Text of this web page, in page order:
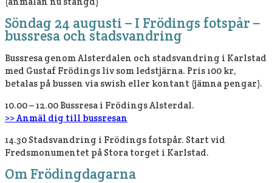
Söndag 24 augusti – I Frödings fotspår –
bussresa och stadsvandring
Bussresa genom Alsterdalen och stadsvandring i Karlstad
med Gustaf Frödings liv som ledstjärna. Pris 100 kr,
betalas på bussen via swish eller kontant (jämna pengar).
10.00 – 12.00 Bussresa i Frödings Alsterdal.
>> Anmäl dig till bussresan
14.30 Stadsvandring i Frödings fotspår. Start vid
Fredsmonumentet på Stora torget i Karlstad.
Om Frödingdagarna